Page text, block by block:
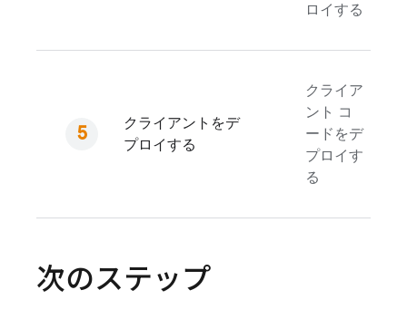
ロイする
クライアントをデ
プロイする
クライア
ント コ
ードをデ
プロイす
る
次のステップ